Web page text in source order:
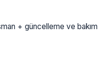
+ güncelleme ve bakım